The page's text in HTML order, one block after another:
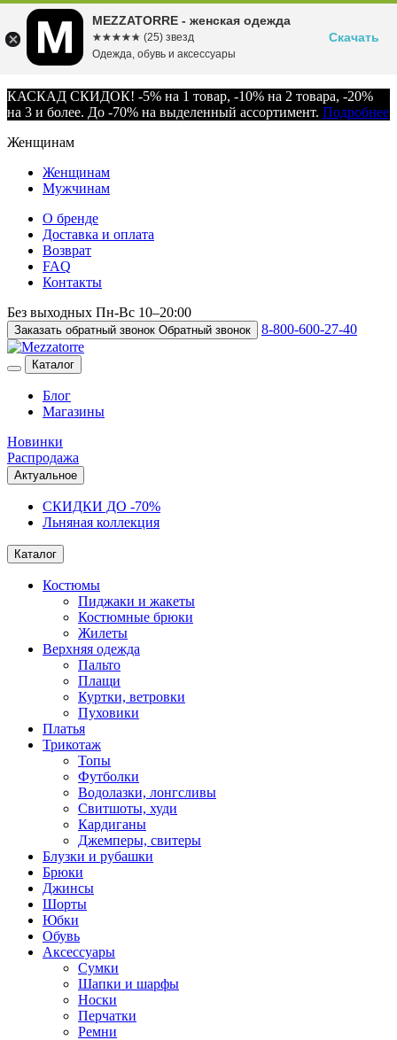
КАСКАД СКИДОК! -5% на 1 товар, -10% на 2 товара, -20%
на 3 и более. До -70% на выделенный ассортимент. Подробнее
Женщинам
Женщинам
Мужчинам
О бренде
Доставка и оплата
Возврат
FAQ
Контакты
Без выходных Пн-Вс 10–20:00
Заказать обратный звонок Обратный звонок 8-800-600-27-40
Каталог
Блог
Магазины
Новинки
Распродажа
Актуальное
СКИДКИ ДО -70%
Льняная коллекция
Каталог
Костюмы
Пиджаки и жакеты
Костюмные брюки
Жилеты
Верхняя одежда
Пальто
Плащи
Куртки, ветровки
Пуховики
Платья
Трикотаж
Топы
Футболки
Водолазки, лонгсливы
Свитшоты, худи
Кардиганы
Джемперы, свитеры
Блузки и рубашки
Брюки
Джинсы
Шорты
Юбки
Обувь
Аксессуары
Сумки
Шапки и шарфы
Носки
Перчатки
Ремни
MEZZATORRE - женская одежда
☆☆☆☆☆
★★★★★ (25) звезд
Одежда, обувь и аксессуары
Скачать